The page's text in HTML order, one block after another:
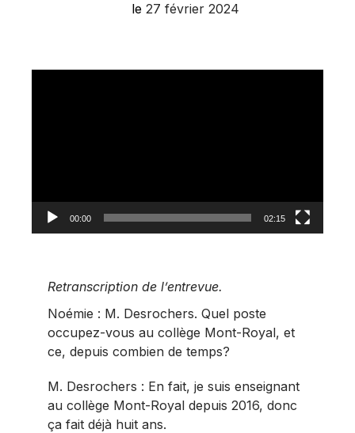
le 27 février 2024
00:00 02:15
Retranscription de l’entrevue.
Noémie : M. Desrochers. Quel poste
occupez-vous au collège Mont-Royal, et
ce, depuis combien de temps?
M. Desrochers : En fait, je suis enseignant
au collège Mont-Royal depuis 2016, donc
ça fait déjà huit ans.